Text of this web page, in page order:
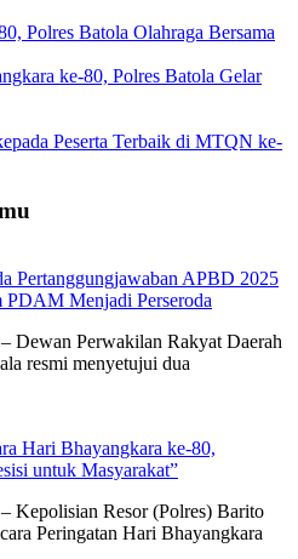
Polres Batola Olahraga Bersama
ke-80, Polres Batola Gelar
Peserta Terbaik di MTQN ke-
Pertanggungjawaban APBD 2025
PDAM Menjadi Perseroda
Dewan Perwakilan Rakyat Daerah
resmi menyetujui dua
Hari Bhayangkara ke-80,
untuk Masyarakat”
Kepolisian Resor (Polres) Barito
Peringatan Hari Bhayangkara